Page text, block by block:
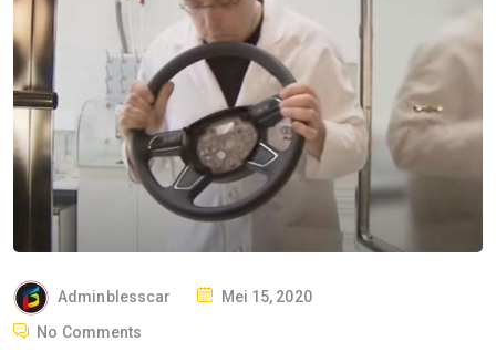
Adminblesscar
PMei 15, 2020
No Comments